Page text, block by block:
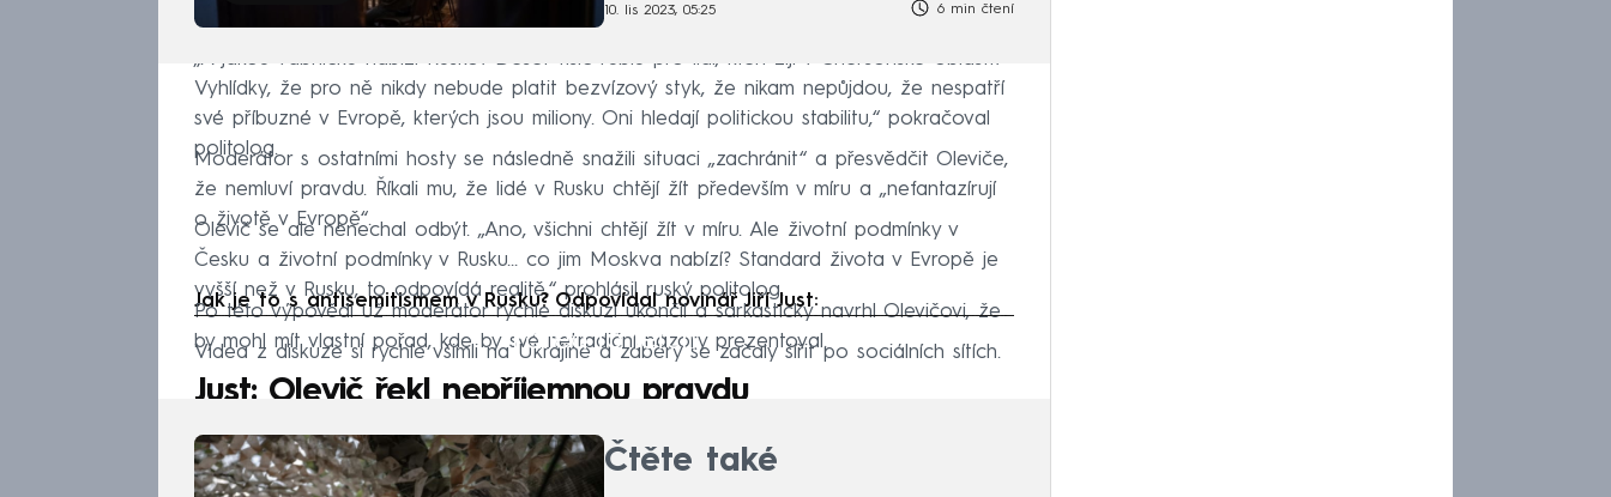
10. lis 2023, 05:25 6 min čtení
„A jakou vábničku nabízí Rusko? Deset tisíc rublů pro lidi, kteří žijí v Chersonské oblasti?
Vyhlídky, že pro ně nikdy nebude platit bezvízový styk, že nikam nepůjdou, že nespatří
své příbuzné v Evropě, kterých jsou miliony. Oni hledají politickou stabilitu,“ pokračoval
politolog.
Moderátor s ostatními hosty se následně snažili situaci „zachránit“ a přesvědčit Oleviče,
že nemluví pravdu. Říkali mu, že lidé v Rusku chtějí žít především v míru a „nefantazírují
o životě v Evropě“.
Olevič se ale nenechal odbýt. „Ano, všichni chtějí žít v míru. Ale životní podmínky v
Česku a životní podmínky v Rusku… co jim Moskva nabízí? Standard života v Evropě je
vyšší než v Rusku, to odpovídá realitě,“ prohlásil ruský politolog.
Jak je to s antisemitismem v Rusku? Odpovídal novinář Jiří Just:
Failed to fetch
Po této výpovědi už moderátor rychle diskuzi ukončil a sarkasticky navrhl Olevičovi, že
by mohl mít vlastní pořad, kde by své netradiční názory prezentoval.
Videa z diskuze si rychle všimli na Ukrajině a záběry se začaly šířit po sociálních sítích.
Just: Olevič řekl nepříjemnou pravdu
Čtěte také